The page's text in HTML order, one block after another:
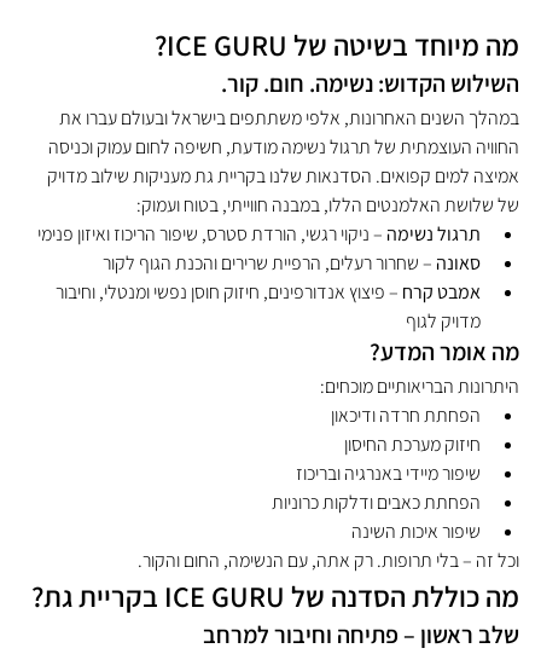
מה מיוחד בשיטה של ICE GURU?
השילוש הקדוש: נשימה. חום. קור.
במהלך השנים האחרונות, אלפי משתתפים בישראל ובעולם עברו את
החוויה העוצמתית של תרגול נשימה מודעת, חשיפה לחום עמוק וכניסה
אמיצה למים קפואים. הסדנאות שלנו בקריית גת מעניקות שילוב מדויק
של שלושת האלמנטים הללו, במבנה חווייתי, בטוח ועמוק:
תרגול נשימה – ניקוי רגשי, הורדת סטרס, שיפור הריכוז ואיזון פנימי
סאונה – שחרור רעלים, הרפיית שרירים והכנת הגוף לקור
אמבט קרח – פיצוץ אנדורפינים, חיזוק חוסן נפשי ומנטלי, וחיבור
מדויק לגוף
מה אומר המדע?
היתרונות הבריאותיים מוכחים:
הפחתת חרדה ודיכאון
חיזוק מערכת החיסון
שיפור מיידי באנרגיה ובריכוז
הפחתת כאבים ודלקות כרוניות
שיפור איכות השינה
וכל זה – בלי תרופות. רק אתה, עם הנשימה, החום והקור.
מה כוללת הסדנה של ICE GURU בקריית גת?
שלב ראשון – פתיחה וחיבור למרחב